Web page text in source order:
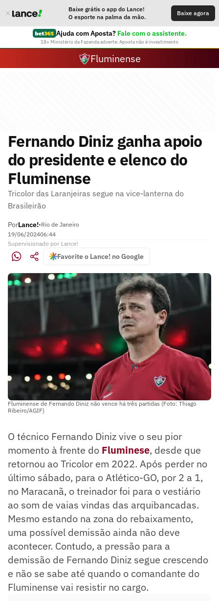
Baixe grátis o app do Lance!
O esporte na palma da mão.
Baixe agora
Ajuda com Aposta? Fale com o assistente.
18+ Ministério da Fazenda adverte: Aposta não é investimento
Fluminense
Fernando Diniz ganha apoio
do presidente e elenco do
Fluminense
Tricolor das Laranjeiras segue na vice-lanterna do
Brasileirão
PorLance!•Rio de Janeiro
19/06/202406:44
Supervisionado por Lance!
Favorite o Lance! no Google
Fluminense de Fernando Diniz não vence há três partidas (Foto: Thiago
Ribeiro/AGIF)
O técnico Fernando Diniz vive o seu pior
momento à frente do Fluminese, desde que
retornou ao Tricolor em 2022. Após perder no
último sábado, para o Atlético-GO, por 2 a 1,
no Maracanã, o treinador foi para o vestiário
ao som de vaias vindas das arquibancadas.
Mesmo estando na zona do rebaixamento,
uma possível demissão ainda não deve
acontecer. Contudo, a pressão para a
demissão de Fernando Diniz segue crescendo
e não se sabe até quando o comandante do
Fluminense vai resistir no cargo.